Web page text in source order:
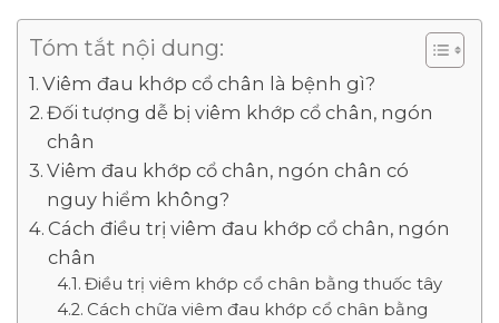
Tóm tắt nội dung:
Viêm đau khớp cổ chân là bệnh gì?
Đối tượng dễ bị viêm khớp cổ chân, ngón
chân
Viêm đau khớp cổ chân, ngón chân có
nguy hiểm không?
Cách điều trị viêm đau khớp cổ chân, ngón
chân
Điều trị viêm khớp cổ chân bằng thuốc tây
Cách chữa viêm đau khớp cổ chân bằng